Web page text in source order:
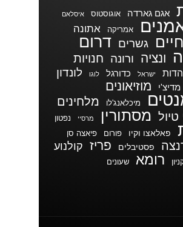
אגם גארדה אוגוסטוס איסלאם
אמריקה אתונה
גשרים דרום
ונציה ורונה חנויות
ישראל כדורגל לוגו לונדון
מדיצ'י מוזיאונים
מיכלאנג'לו
מלחינים
מסתורין מרסיי נפטון
פאלאצו וקיו פורום
פיאצה סן
פסטיבלים פריז קולנוע
רומא שעונים